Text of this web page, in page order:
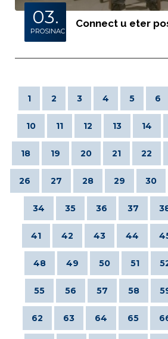
03.
PROSINAC
Connect u eter
1 2 3 4 5 6
10 11 12 13 14
18 19 20 21 22
26 27 28 29 30
34 35 36 37
41 42 43 44
48 49 50 51
55 56 57 58
62 63 64 65